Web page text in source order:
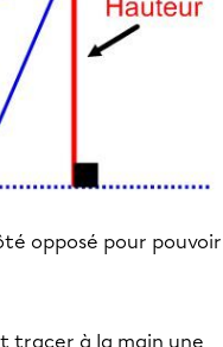
opposé pour pouvoir
tracer à la main une